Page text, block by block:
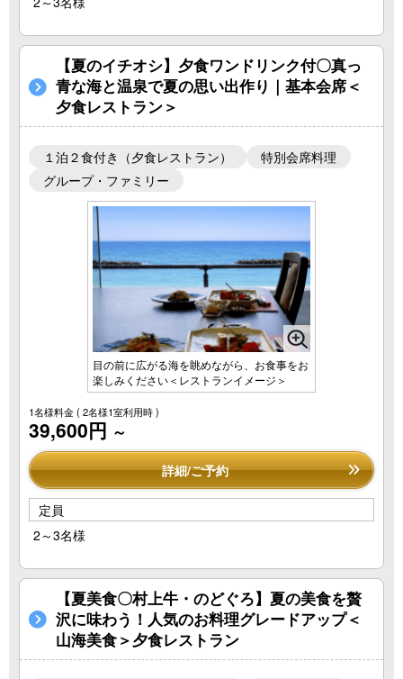
【夏のイチオシ】夕食ワンドリンク付〇真っ
青な海と温泉で夏の思い出作り｜基本会席＜
夕食レストラン＞
１泊２食付き（夕食レストラン）
特別会席料理
グループ・ファミリー
目の前に広がる海を眺めながら、お食事をお
楽しみください＜レストランイメージ＞
1名様料金( 2名様1室利用時 )
39,600円 ～
詳細/ご予約
定員
2～3名様
【夏美食〇村上牛・のどぐろ】夏の美食を贅
沢に味わう！人気のお料理グレードアップ＜
山海美食＞夕食レストラン